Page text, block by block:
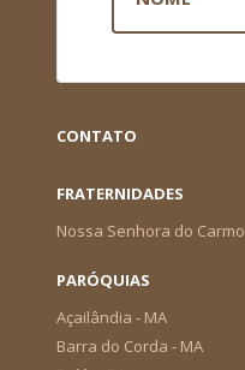
CONTATO
FRATERNIDADES
Nossa Senhora do Carmo
PARÓQUIAS
Açailândia - MA
Barra do Corda - MA